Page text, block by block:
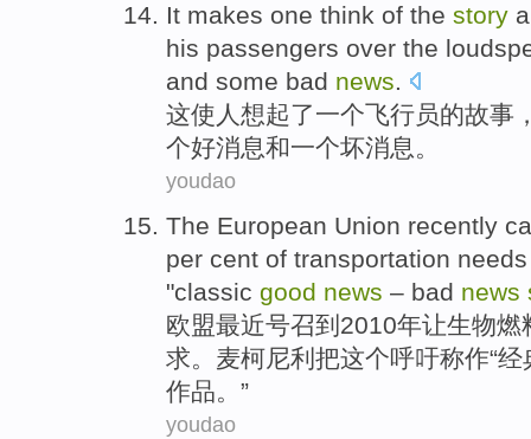
It makes one think of the story
his passengers over the
and some bad news.
这使 人 想起了一个飞行员的故事
个好消息和一个坏消息。
youdao
The European Union recently
per cent of transportation needs
"classic good news – bad news
欧盟最近号召到 2010年让生物燃
求。 麦柯尼利把这个呼吁称作“经
作品。”
youdao